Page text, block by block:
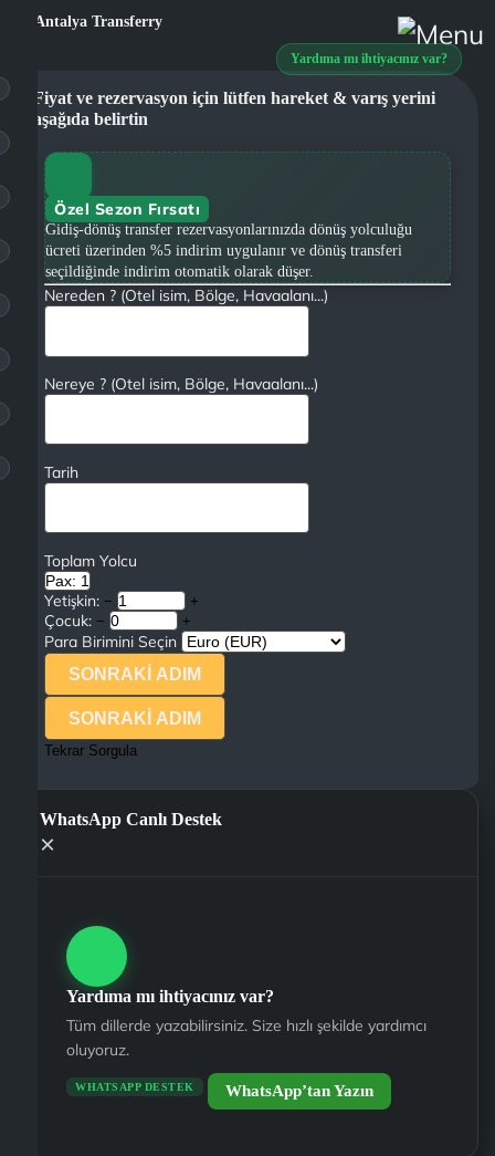
Yardıma mı ihtiyacınız var?
Fiyat ve rezervasyon için lütfen hareket & varış yerini
aşağıda belirtin
Özel Sezon Fırsatı
Gidiş-dönüş transfer rezervasyonlarınızda dönüş yolculuğu
ücreti üzerinden %5 indirim uygulanır ve dönüş transferi
seçildiğinde indirim otomatik olarak düşer.
Nereden ? (Otel isim, Bölge, Havaalanı...)
Nereye ? (Otel isim, Bölge, Havaalanı...)
Tarih
Toplam Yolcu
Pax: 1
Yetişkin: − +
Çocuk: − +
Para Birimini Seçin
SONRAKİ ADIM
SONRAKİ ADIM
Tekrar Sorgula
WhatsApp Canlı Destek
×
Yardıma mı ihtiyacınız var?
Tüm dillerde yazabilirsiniz. Size hızlı şekilde yardımcı
oluyoruz.
WHATSAPP DESTEK WhatsApp’tan Yazın